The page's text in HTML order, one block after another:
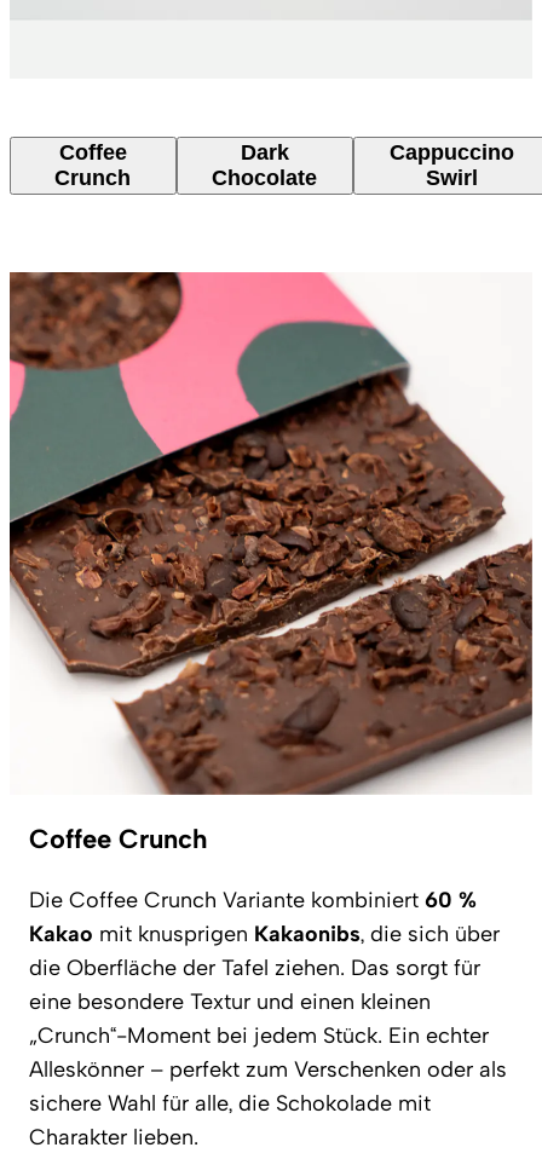
Coffee
Crunch
Dark
Chocolate
Cappuccino
Swirl
Coffee Crunch
Die Coffee Crunch Variante kombiniert 60 %
Kakao mit knusprigen Kakaonibs, die sich über
die Oberfläche der Tafel ziehen. Das sorgt für
eine besondere Textur und einen kleinen
„Crunch“-Moment bei jedem Stück. Ein echter
Alleskönner – perfekt zum Verschenken oder als
sichere Wahl für alle, die Schokolade mit
Charakter lieben.